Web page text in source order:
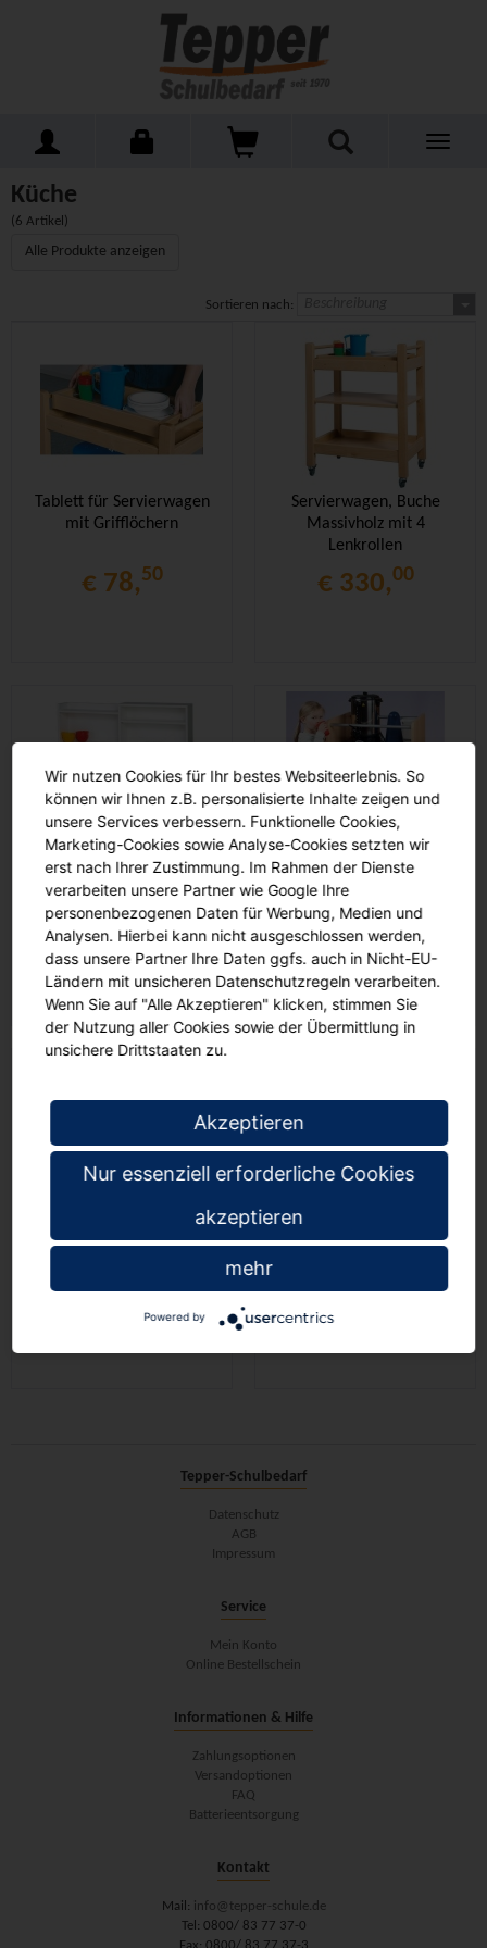
Toggle
Home Küche
Küche
(6 Artikel)
Alle Produkte anzeigen
Sortieren nach:
Tablett für Servierwagen
mit Grifflöchern
€ 78,50
Servierwagen, Buche
Massivholz mit 4
Lenkrollen
€ 330,00
Servierwagen mit
robuster Arbeitsplatte,
B/H/T 120 x 107 x 52 cm,
auf Rollen
€ 804,00
Mobile Servicestation
Platz für 2 große Kannen.
Unten 2 hohe,
transparente
€ 867,00
Frühstückstheke 2 Türen,
je 1 Einlegeboden. Mittig
Fach
€ 941,
bestehend aus 2
zu einer Insel stellbar
€ 901,
Tepper-Schulbedarf
Datenschutz
AGB
Impressum
Service
Mein Konto
Online Bestellschein
Informationen & Hilfe
Zahlungsoptionen
Versandoptionen
FAQ
Batterieentsorgung
Kontakt
Mail: info@tepper-schule.de
Tel: 0800/ 83 77 37-0
Wir nutzen Cookies für Ihr bestes Websiteerlebnis. So
können wir Ihnen z.B. personalisierte Inhalte zeigen und
unsere Services verbessern. Funktionelle Cookies,
Marketing-Cookies sowie Analyse-Cookies setzten wir
erst nach Ihrer Zustimmung. Im Rahmen der Dienste
verarbeiten unsere Partner wie Google Ihre
personenbezogenen Daten für Werbung, Medien und
Analysen. Hierbei kann nicht ausgeschlossen werden,
dass unsere Partner Ihre Daten ggfs. auch in Nicht-EU-
Ländern mit unsicheren Datenschutzregeln verarbeiten.
Wenn Sie auf "Alle Akzeptieren" klicken, stimmen Sie
der Nutzung aller Cookies sowie der Übermittlung in
unsichere Drittstaaten zu.
Akzeptieren
Nur essenziell erforderliche Cookies
akzeptieren
mehr
Powered by